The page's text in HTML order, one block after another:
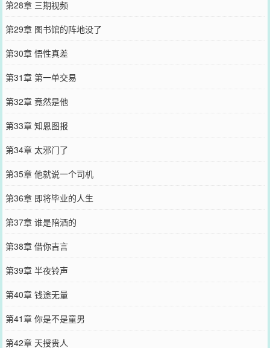
第28章 三期视频
第29章 图书馆的阵地没了
第30章 悟性真差
第31章 第一单交易
第32章 竟然是他
第33章 知恩图报
第34章 太邪门了
第35章 他就说一个司机
第36章 即将毕业的人生
第37章 谁是陪酒的
第38章 借你吉言
第39章 半夜铃声
第40章 钱途无量
第41章 你是不是童男
第42章 天授贵人